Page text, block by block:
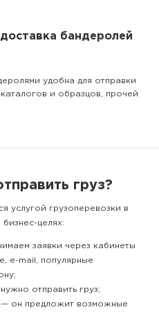
бандеролей
удобна для отправки
и образцов, прочей
груз?
услугой грузоперевозки в
целях:
заявки через кабинеты
e-mail, популярные
отправить груз;
он предложит возможные